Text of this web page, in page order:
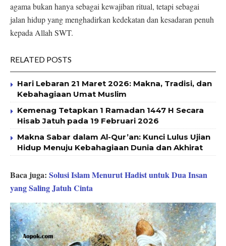
agama bukan hanya sebagai kewajiban ritual, tetapi sebagai
jalan hidup yang menghadirkan kedekatan dan kesadaran penuh
kepada Allah SWT.
RELATED POSTS
Hari Lebaran 21 Maret 2026: Makna, Tradisi, dan
Kebahagiaan Umat Muslim
Kemenag Tetapkan 1 Ramadan 1447 H Secara
Hisab Jatuh pada 19 Februari 2026
Makna Sabar dalam Al-Qur’an: Kunci Lulus Ujian
Hidup Menuju Kebahagiaan Dunia dan Akhirat
Baca juga: Solusi Islam Menurut Hadist untuk Dua Insan
yang Saling Jatuh Cinta